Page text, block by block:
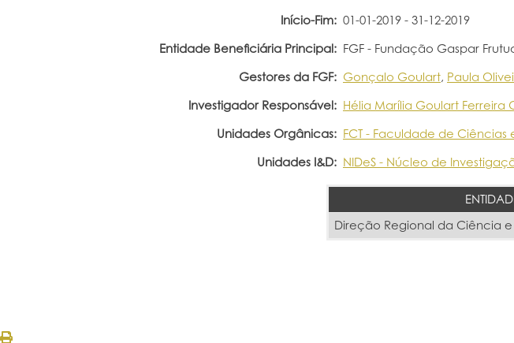
Início-Fim: 01-01-2019 - 31-12-2019
Entidade Beneficiária Principal: FGF - Fundação Gaspar
Gestores da FGF: Gonçalo Goulart, Paula
Investigador Responsável: Hélia Marília Goulart Ferreira
Unidades Orgânicas: FCT - Faculdade de Ciências
Unidades I&D: NIDeS - Núcleo de
Direção Regional da Ciência e